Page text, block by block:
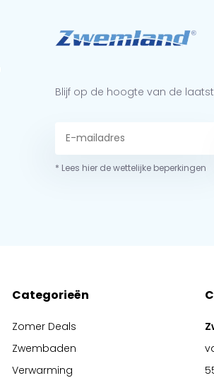
Blijf op de hoogte van de
* Lees hier de wettelijke beperkingen
Categorieën
Zomer Deals
Zwembaden
Verwarming